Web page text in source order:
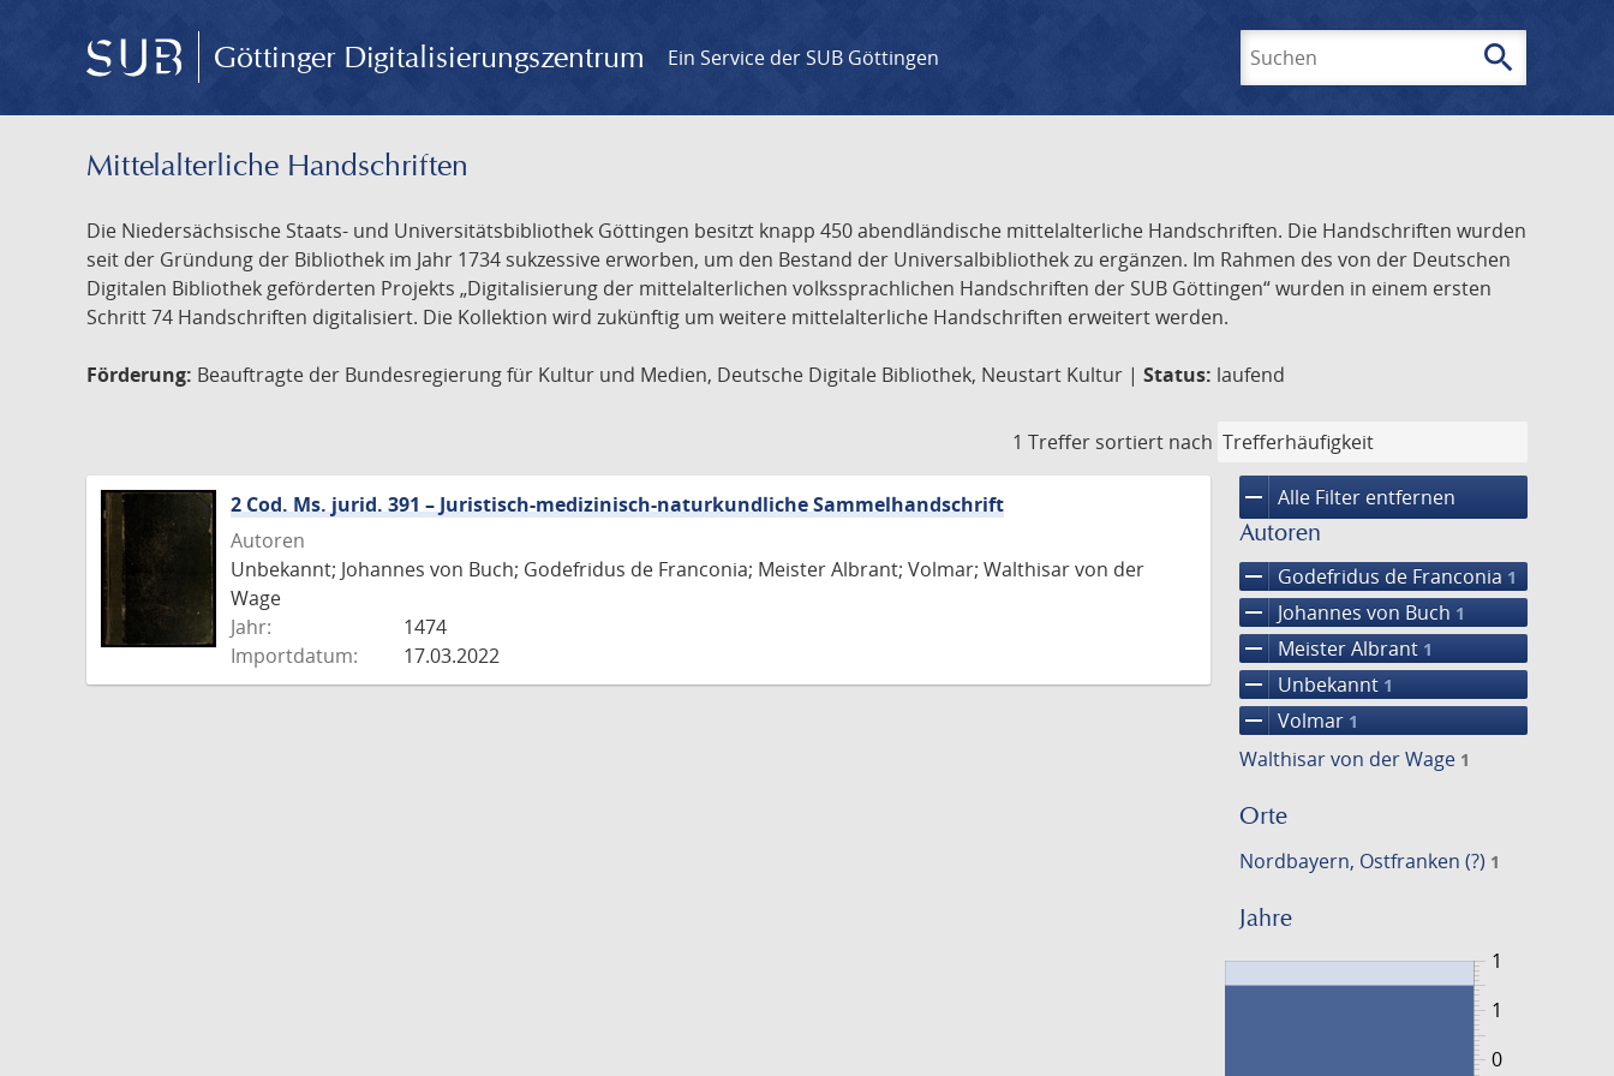
Göttinger Digitalisierungszentrum Ein Service der SUB Göttingen search
Mittelalterliche Handschriften
Die Niedersächsische Staats- und Universitätsbibliothek Göttingen besitzt knapp 450 abendländische mittelalterliche Handschriften. Die Handschriften wurden
seit der Gründung der Bibliothek im Jahr 1734 sukzessive erworben, um den Bestand der Universalbibliothek zu ergänzen. Im Rahmen des von der Deutschen
Digitalen Bibliothek geförderten Projekts „Digitalisierung der mittelalterlichen volkssprachlichen Handschriften der SUB Göttingen“ wurden in einem ersten
Schritt 74 Handschriften digitalisiert. Die Kollektion wird zukünftig um weitere mittelalterliche Handschriften erweitert werden.
Förderung: Beauftragte der Bundesregierung für Kultur und Medien, Deutsche Digitale Bibliothek, Neustart Kultur | Status: laufend
1 Treffer sortiert nach
remove Alle Filter entfernen
Autoren
remove Godefridus de Franconia 1
remove Johannes von Buch 1
remove Meister Albrant 1
remove Unbekannt 1
remove Volmar 1
Walthisar von der Wage 1
Orte
Nordbayern, Ostfranken (?) 1
Jahre
1
0
1
2 Cod. Ms. jurid. 391 – Juristisch-medizinisch-naturkundliche Sammelhandschrift
Autoren
Unbekannt; Johannes von Buch; Godefridus de Franconia; Meister Albrant; Volmar; Walthisar von der
Wage
Jahr:
1474
Importdatum:
17.03.2022